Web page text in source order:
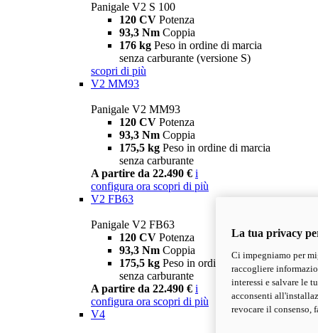
Panigale V2 S 100
120 CV Potenza
93,3 Nm Coppia
176 kg Peso in ordine di marcia
senza carburante (versione S)
scopri di più
V2 MM93
Panigale V2 MM93
120 CV Potenza
93,3 Nm Coppia
175,5 kg Peso in ordine di marcia
senza carburante
A partire da 22.490 € i
configura ora scopri di più
V2 FB63
Panigale V2 FB63
120 CV Potenza
93,3 Nm Coppia
175,5 kg Peso in ordine di marcia
senza carburante
A partire da 22.490 € i
configura ora scopri di più
V4
La tua privacy
Ci impegniamo per
raccogliere
interessi e salvare le
acconsenti
revocare il consenso,